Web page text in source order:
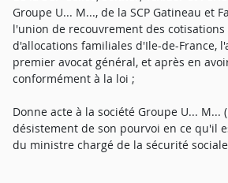
Groupe U... M..., de la SCP Gatineau et
l'union de recouvrement des
d'allocations familiales d'Ile-de-France,
premier avocat général, et après en
conformément à la loi ;
Donne acte à la société Groupe U... M...
désistement de son pourvoi en ce qu'il
du ministre chargé de la sécurité